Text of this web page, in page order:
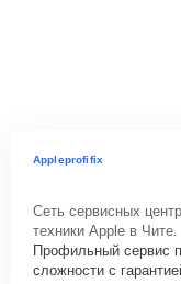
Appleprofifix
Сеть сервисных
техники Apple в Чите.
Профильный сервис
сложности с